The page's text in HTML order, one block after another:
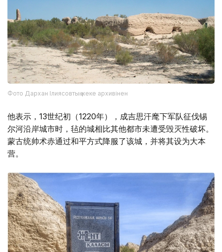
Фото Дархан Ілиясовтың жеке архивінен
他表示，13世纪初（1220年），成吉思汗麾下军队征伐锡
尔河沿岸城市时，毡的城相比其他都市未遭受毁灭性破坏。
蒙古统帅术赤通过和平方式降服了该城，并将其设为大本
营。